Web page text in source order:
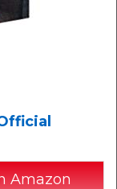
Amazon